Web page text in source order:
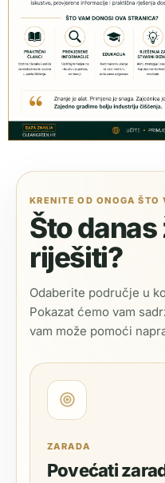
KRENITE OD ONOGA ŠTO
Što danas
riješiti?
Odaberite područje u
Pokazat ćemo vam
vam može pomoći
ZARADA
Povećati